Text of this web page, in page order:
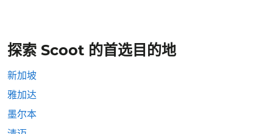
探索 Scoot 的首选目的地
新加坡
雅加达
墨尔本